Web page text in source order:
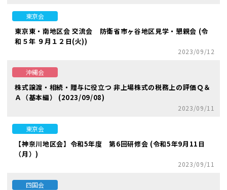
東京会
東京東・南地区会 交流会 防衛省市ヶ谷地区見学・懇親会 (令
和５年 ９月１２日(火))
2023/09/12
沖縄会
株式譲渡・相続・贈与に役立つ 非上場株式の税務上の評価Ｑ＆
Ａ（基本編） (2023/09/08)
2023/09/11
東京会
【神奈川地区会】令和5年度 第6回研修会 (令和5年9月11日
（月）)
2023/09/11
四国会